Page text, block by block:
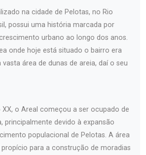
na cidade de Pelotas, no Rio
possui uma história marcada por
urbano ao longo dos anos.
onde hoje está situado o bairro era
área de dunas de areia, daí o seu
o Areal começou a ser ocupado de
principalmente devido à expansão
populacional de Pelotas. A área
para a construção de moradias